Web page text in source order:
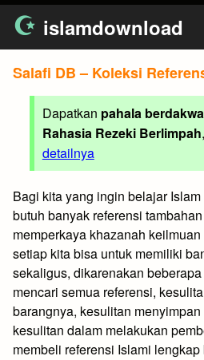
Skip
content
islamdownload
Salafi DB – Koleksi
Dapatkan pahala
Rahasia Rezeki Berlimpah,
detailnya
Bagi kita yang ingin belajar
butuh banyak referensi
memperkaya khazanah
setiap kita bisa untuk memiliki
sekaligus, dikarenakan
mencari semua referensi,
barangnya, kesulitan
kesulitan dalam melakukan
membeli referensi Islami